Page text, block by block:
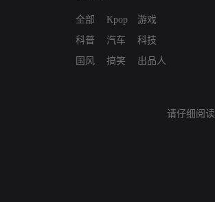
全部
科普
国风
Kpop
汽车
搞笑
游戏
科技
出品人
请仔细阅读